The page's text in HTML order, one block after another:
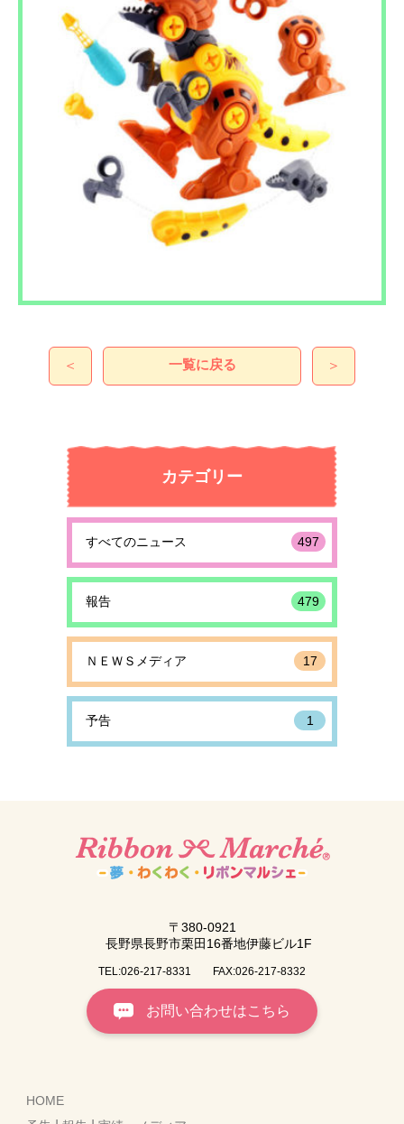
＜ 一覧に戻る ＞
カテゴリー
すべてのニュース 497
報告 479
ＮＥＷＳメディア 17
予告 1
〒380-0921
長野県長野市栗田16番地伊藤ビル1F
TEL:026-217-8331 FAX:026-217-8332
お問い合わせはこちら
HOME